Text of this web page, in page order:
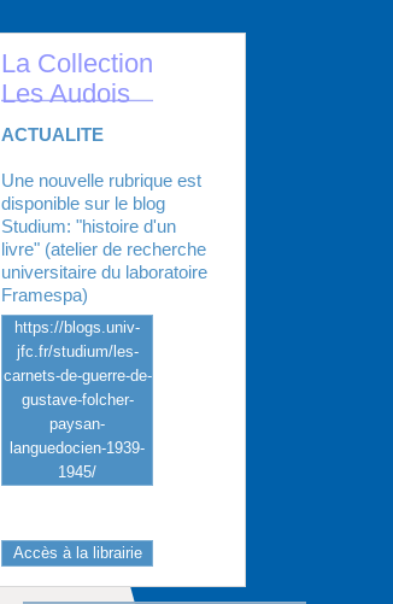
La Collection
Les Audois
ACTUALITE
Une nouvelle rubrique est
disponible sur le blog
Studium: "histoire d'un
livre" (atelier de recherche
universitaire du laboratoire
Framespa)
https://blogs.univ-
jfc.fr/studium/les-
carnets-de-guerre-de-
gustave-folcher-
paysan-
languedocien-1939-
1945/
Accès à la librairie